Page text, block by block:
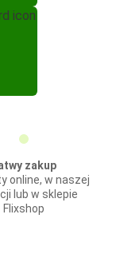
zakup
online, w naszej
lub w sklepie
Flixshop